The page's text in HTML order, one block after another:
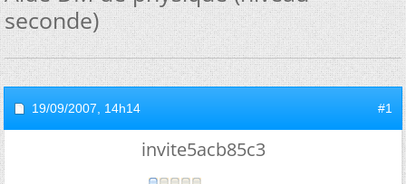
seconde)
19/09/2007, 14h14 #1
invite5acb85c3